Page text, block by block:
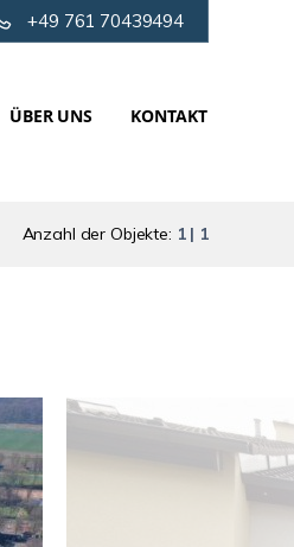
+49 761 70439494
ÜBER UNS KONTAKT
Anzahl der Objekte: 1 | 1